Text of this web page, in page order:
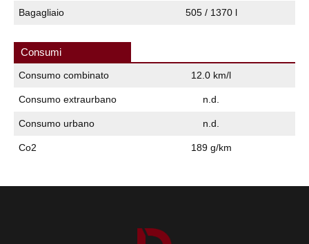
Bagagliaio 505 / 1370 l
Consumi
Consumo combinato 12.0 km/l
Consumo extraurbano n.d.
Consumo urbano n.d.
Co2 189 g/km